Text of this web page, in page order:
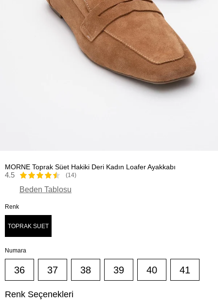
MORNE Toprak Süet Hakiki Deri Kadın Loafer Ayakkabı
4.5 (14)
Beden Tablosu
Renk
TOPRAK SUET
Numara
36 37 38 39 40 41
Renk Seçenekleri